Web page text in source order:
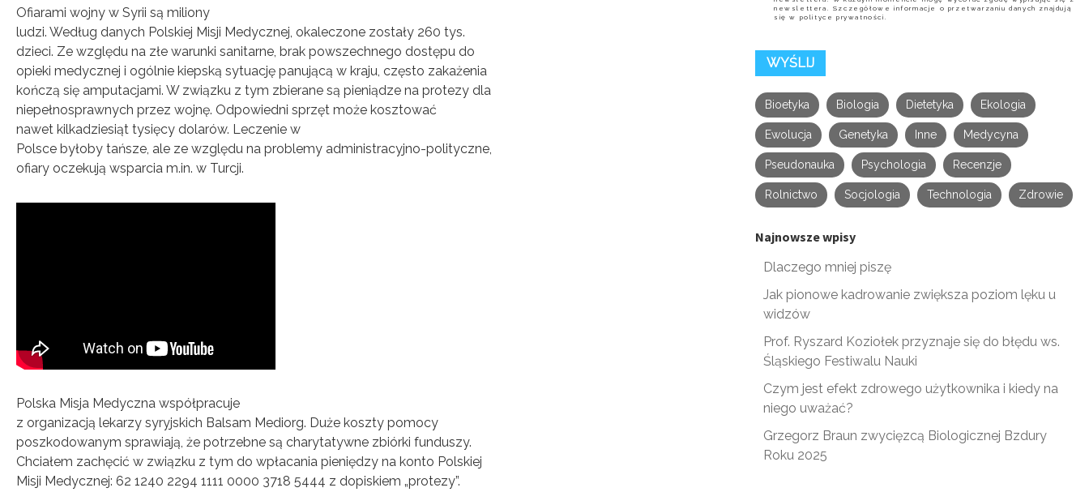
Ofiarami wojny w Syrii są miliony
ludzi. Według danych Polskiej Misji Medycznej, okaleczone zostały 260 tys.
dzieci. Ze względu na złe warunki sanitarne, brak powszechnego dostępu do
opieki medycznej i ogólnie kiepską sytuację panującą w kraju, często zakażenia
kończą się amputacjami. W związku z tym zbierane są pieniądze na protezy dla
niepełnosprawnych przez wojnę. Odpowiedni sprzęt może kosztować
nawet kilkadziesiąt tysięcy dolarów. Leczenie w
Polsce byłoby tańsze, ale ze względu na problemy administracyjno-polityczne,
ofiary oczekują wsparcia m.in. w Turcji.
Polska Misja Medyczna współpracuje
z organizacją lekarzy syryjskich Balsam Mediorg. Duże koszty pomocy
poszkodowanym sprawiają, że potrzebne są charytatywne zbiórki funduszy.
Chciałem zachęcić w związku z tym do wpłacania pieniędzy na konto Polskiej
Misji Medycznej: 62 1240 2294 1111 0000 3718 5444 z dopiskiem „protezy”.
newslettera. Szczegółowe informacje o przetwarzaniu danych znajdują
się w polityce prywatności.
Bioetyka Biologia Dietetyka Ekologia
Ewolucja Genetyka Inne Medycyna
Pseudonauka Psychologia Recenzje
Rolnictwo Socjologia Technologia Zdrowie
Najnowsze wpisy
Dlaczego mniej piszę
Jak pionowe kadrowanie zwiększa poziom lęku u
widzów
Prof. Ryszard Koziołek przyznaje się do błędu ws.
Śląskiego Festiwalu Nauki
Czym jest efekt zdrowego użytkownika i kiedy na
niego uważać?
Grzegorz Braun zwycięzcą Biologicznej Bzdury
Roku 2025